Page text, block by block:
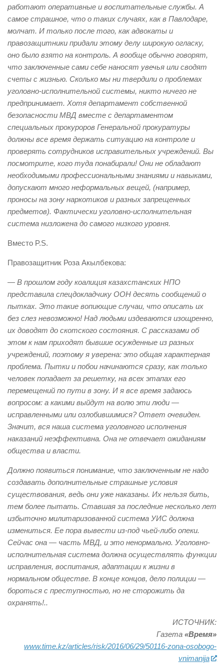
работают оперативные и воспитательные службы. А
самое страшное, что о таких случаях, как в Павлодаре,
молчат. И только после того, как адвокаты и
правозащитники придали этому делу широкую огласку,
оно было взято на контроль. А вообще обычно говорят,
что заключенные сами себе наносят увечья или сводят
счеты с жизнью. Сколько мы ни твердили о проблемах
уголовно-исполнительной системы, никто ничего не
предпринимает. Хотя департамент собственной
безопасности МВД вместе с департаментом
специальных прокуроров Генеральной прокуратуры
должны все время держать ситуацию на контроле и
проверять сотрудников исправительных учреждений. Вы
посмотрите, кого туда понабирали! Они не обладают
необходимыми профессиональными знаниями и навыками,
допускают много неформальных вещей, (например,
проносы на зону наркотиков и разных запрещенных
предметов). Фактически уголовно-исполнительная
система низложена до самого низкого уровня.
Вместо P.S.
Правозащитник Роза Акылбекова:
— В прошлом году коалиция казахстанских НПО
представила спецдокладчику ООН десять сообщений о
пытках. Это такие вопиющие случаи, что описать их
без слез невозможно! Над людьми издеваются изощренно,
их доводят до скотского состояния. С рассказами об
этом к нам приходят бывшие осужденные из разных
учреждений, поэтому я уверена: это общая характерная
проблема. Пытки и побои начинаются сразу, как только
человек попадает за решетку, на всех этапах его
перемещений по пути в зону. И я все время задаюсь
вопросом: а какими выйдут на волю эти люди —
исправленными или озлобившимися? Ответ очевиден.
Значит, вся наша система уголовного исполнения
наказаний неэффективна. Она не отвечает ожиданиям
общества и власти.
Должно появиться понимание, что заключенным не надо
создавать дополнительные страшные условия
существования, ведь они уже наказаны. Их нельзя бить,
тем более пытать. Ставшая за последние несколько лет
избыточно милитаризованной система УИС должна
измениться. Ее пора вывести из-под чьей-либо опеки.
Сейчас она — часть МВД, и это ненормально. Уголовно-
исполнительная система должна осуществлять функции
исправления, воспитания, адаптации к жизни в
нормальном обществе. В конце концов, дело полиции —
бороться с преступностью, но не сторожить да
охранять!..
ИСТОЧНИК:
Газета «Время»
www.time.kz/articles/risk/2016/06/29/50116-zona-osobogo-
vnimanija